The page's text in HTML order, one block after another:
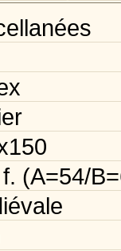
(A=54/